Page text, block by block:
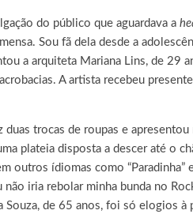
do público que aguardava a
Sou fã dela desde a
a arquiteta Mariana Lins, de 29
A artista recebeu
trocas de roupas e
plateia disposta a descer até o
ídiomas como “Paradinha”
iria rebolar minha bunda no
Souza, de 65 anos, foi só elogios